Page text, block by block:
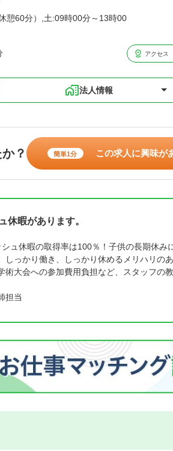
憩60分）,土:09時00分～13時00
アクセス
法人情報
？ 簡単1分 この求人に興味が
休暇があります。
ュ休暇の取得率は100％！子供の長期休み
しっかり働き、しっかり休めるメリハリの
術大会への参加費用負担など、スタッフの
担当